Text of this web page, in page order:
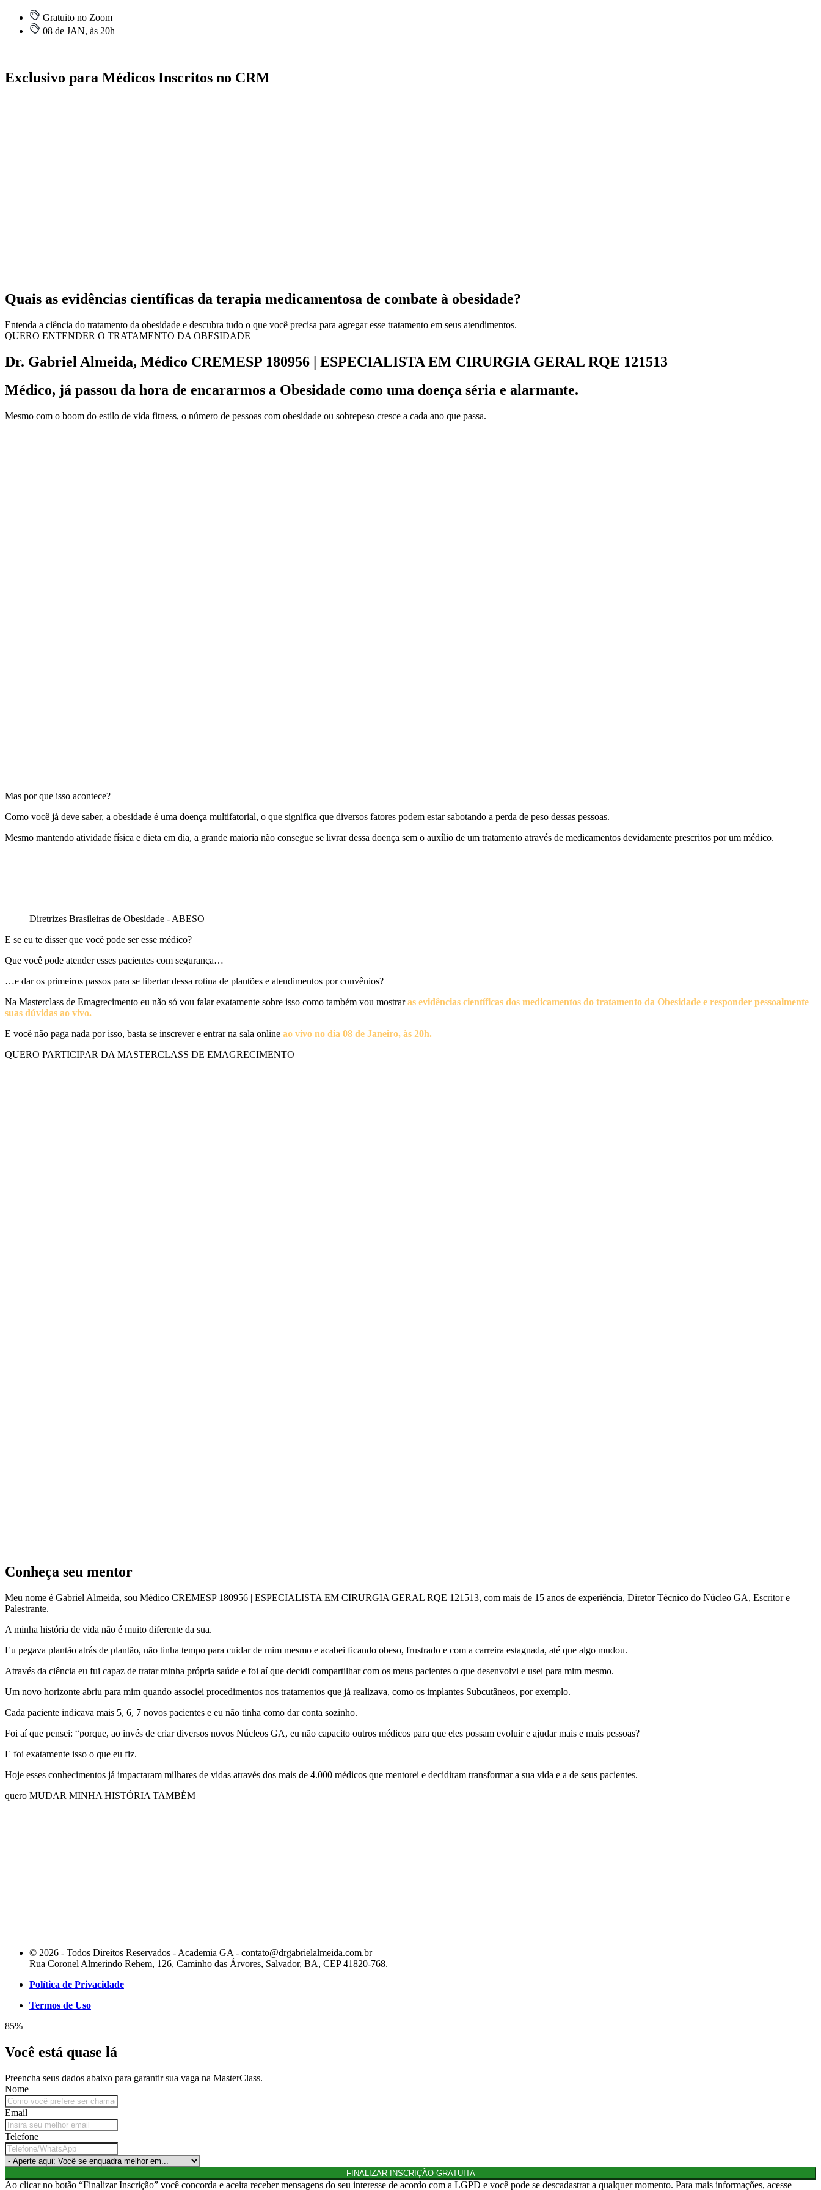
Gratuito no Zoom
08 de JAN, às 20h
Exclusivo para Médicos Inscritos no CRM
Quais as evidências científicas da terapia medicamentosa de combate à obesidade?
Entenda a ciência do tratamento da obesidade e descubra tudo o que você precisa para agregar esse tratamento em seus atendimentos.
QUERO ENTENDER O TRATAMENTO DA OBESIDADE
Dr. Gabriel Almeida, Médico CREMESP 180956 | ESPECIALISTA EM CIRURGIA GERAL RQE 121513
Médico, já passou da hora de encararmos a Obesidade como uma doença séria e alarmante.
Mesmo com o boom do estilo de vida fitness, o número de pessoas com obesidade ou sobrepeso cresce a cada ano que passa.
Mas por que isso acontece?
Como você já deve saber, a obesidade é uma doença multifatorial, o que significa que diversos fatores podem estar sabotando a perda de peso dessas pessoas.
Mesmo mantendo atividade física e dieta em dia, a grande maioria não consegue se livrar dessa doença sem o auxílio de um tratamento através de medicamentos devidamente prescritos por um médico.
Diretrizes Brasileiras de Obesidade - ABESO
E se eu te disser que você pode ser esse médico?
Que você pode atender esses pacientes com segurança…
…e dar os primeiros passos para se libertar dessa rotina de plantões e atendimentos por convênios?
Na Masterclass de Emagrecimento eu não só vou falar exatamente sobre isso como também vou mostraras evidências científicas dos medicamentos do tratamento da Obesidade e responder pessoalmente
suas dúvidas ao vivo.
E você não paga nada por isso, basta se inscrever e entrar na sala online ao vivo no dia 08 de Janeiro, às 20h.
QUERO PARTICIPAR DA MASTERCLASS DE EMAGRECIMENTO
Conheça seu mentor
Meu nome é Gabriel Almeida, sou Médico CREMESP 180956 | ESPECIALISTA EM CIRURGIA GERAL RQE 121513, com mais de 15 anos de experiência, Diretor Técnico do Núcleo GA, Escritor e
Palestrante.
A minha história de vida não é muito diferente da sua.
Eu pegava plantão atrás de plantão, não tinha tempo para cuidar de mim mesmo e acabei ficando obeso, frustrado e com a carreira estagnada, até que algo mudou.
Através da ciência eu fui capaz de tratar minha própria saúde e foi aí que decidi compartilhar com os meus pacientes o que desenvolvi e usei para mim mesmo.
Um novo horizonte abriu para mim quando associei procedimentos nos tratamentos que já realizava, como os implantes Subcutâneos, por exemplo.
Cada paciente indicava mais 5, 6, 7 novos pacientes e eu não tinha como dar conta sozinho.
Foi aí que pensei: “porque, ao invés de criar diversos novos Núcleos GA, eu não capacito outros médicos para que eles possam evoluir e ajudar mais e mais pessoas?
E foi exatamente isso o que eu fiz.
Hoje esses conhecimentos já impactaram milhares de vidas através dos mais de 4.000 médicos que mentorei e decidiram transformar a sua vida e a de seus pacientes.
quero MUDAR MINHA HISTÓRIA TAMBÉM
© 2026 - Todos Direitos Reservados - Academia GA - contato@drgabrielalmeida.com.br
Rua Coronel Almerindo Rehem, 126, Caminho das Árvores, Salvador, BA, CEP 41820-768.
Política de Privacidade
Termos de Uso
85%
Você está quase lá
Preencha seus dados abaixo para garantir sua vaga na MasterClass.
Nome
Email
Telefone
FINALIZAR INSCRIÇÃO GRATUITA
Ao clicar no botão “Finalizar Inscrição” você concorda e aceita receber mensagens do seu interesse de acordo com a LGPD e você pode se descadastrar a qualquer momento. Para mais informações, acesse